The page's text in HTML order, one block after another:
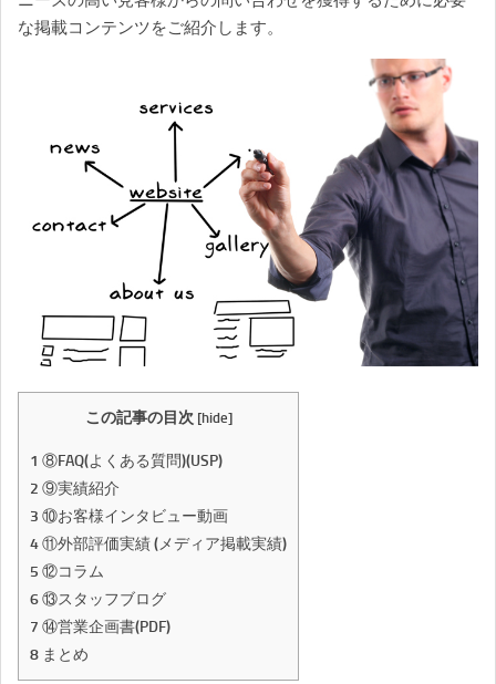
な掲載コンテンツをご紹介します。
この記事の目次 [hide]
1 ⑧FAQ(よくある質問)(USP)
2 ⑨実績紹介
3 ⑩お客様インタビュー動画
4⑪外部評価実績 (メディア掲載実績)
5 ⑫コラム
6⑬スタッフブログ
7 ⑭営業企画書(PDF)
8 まとめ